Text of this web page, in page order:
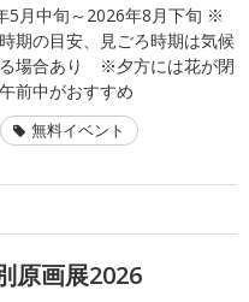
5月中旬～2026年8月下旬 ※
期の目安、見ごろ時期は気候
場合あり ※夕方には花が閉
前中がおすすめ
無料イベント
原画展2026